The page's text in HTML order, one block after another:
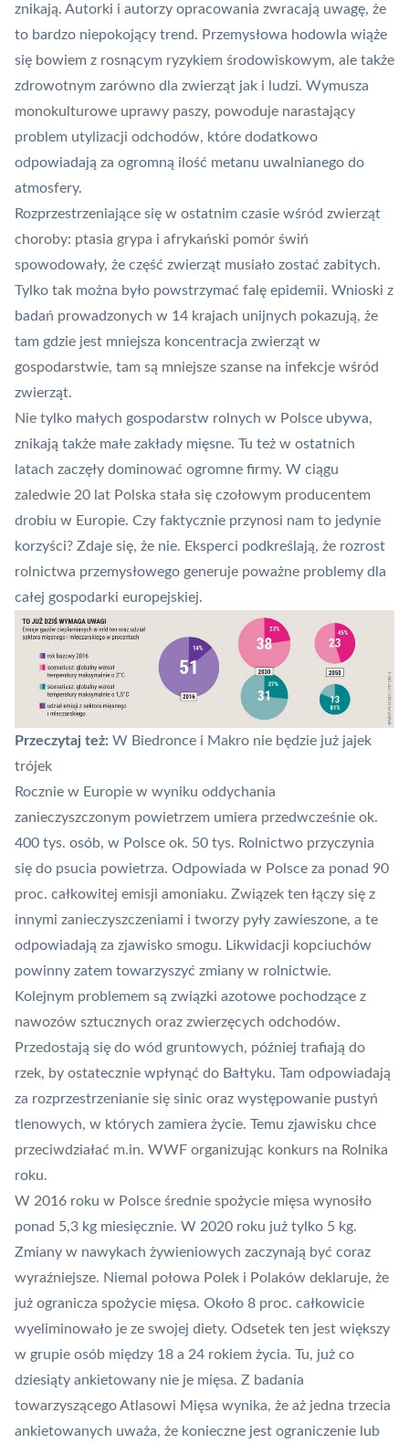
znikają. Autorki i autorzy opracowania zwracają uwagę, że
to bardzo niepokojący trend. Przemysłowa hodowla wiąże
się bowiem z rosnącym ryzykiem środowiskowym, ale także
zdrowotnym zarówno dla zwierząt jak i ludzi. Wymusza
monokulturowe uprawy paszy, powoduje narastający
problem utylizacji odchodów, które dodatkowo
odpowiadają za ogromną ilość metanu uwalnianego do
atmosfery.
Rozprzestrzeniające się w ostatnim czasie wśród zwierząt
choroby: ptasia grypa i afrykański pomór świń
spowodowały, że część zwierząt musiało zostać zabitych.
Tylko tak można było powstrzymać falę epidemii. Wnioski z
badań prowadzonych w 14 krajach unijnych pokazują, że
tam gdzie jest mniejsza koncentracja zwierząt w
gospodarstwie, tam są mniejsze szanse na infekcje wśród
zwierząt.
Nie tylko małych gospodarstw rolnych w Polsce ubywa,
znikają także małe zakłady mięsne. Tu też w ostatnich
latach zaczęły dominować ogromne firmy. W ciągu
zaledwie 20 lat Polska stała się czołowym producentem
drobiu w Europie. Czy faktycznie przynosi nam to jedynie
korzyści? Zdaje się, że nie. Eksperci podkreślają, że rozrost
rolnictwa przemysłowego generuje poważne problemy dla
całej gospodarki europejskiej.
Przeczytaj też: W Biedronce i Makro nie będzie już jajek
trójek
Rocznie w Europie w wyniku oddychania
zanieczyszczonym powietrzem umiera przedwcześnie ok.
400 tys. osób, w Polsce ok. 50 tys. Rolnictwo przyczynia
się do psucia powietrza. Odpowiada w Polsce za ponad 90
proc. całkowitej emisji amoniaku. Związek ten łączy się z
innymi zanieczyszczeniami i tworzy pyły zawieszone, a te
odpowiadają za zjawisko smogu. Likwidacji kopciuchów
powinny zatem towarzyszyć zmiany w rolnictwie.
Kolejnym problemem są związki azotowe pochodzące z
nawozów sztucznych oraz zwierzęcych odchodów.
Przedostają się do wód gruntowych, później trafiają do
rzek, by ostatecznie wpłynąć do Bałtyku. Tam odpowiadają
za rozprzestrzenianie się sinic oraz występowanie pustyń
tlenowych, w których zamiera życie. Temu zjawisku chce
przeciwdziałać m.in. WWF organizując konkurs na Rolnika
roku.
W 2016 roku w Polsce średnie spożycie mięsa wynosiło
ponad 5,3 kg miesięcznie. W 2020 roku już tylko 5 kg.
Zmiany w nawykach żywieniowych zaczynają być coraz
wyraźniejsze. Niemal połowa Polek i Polaków deklaruje, że
już ogranicza spożycie mięsa. Około 8 proc. całkowicie
wyeliminowało je ze swojej diety. Odsetek ten jest większy
w grupie osób między 18 a 24 rokiem życia. Tu, już co
dziesiąty ankietowany nie je mięsa. Z badania
towarzyszącego Atlasowi Mięsa wynika, że aż jedna trzecia
ankietowanych uważa, że konieczne jest ograniczenie lub